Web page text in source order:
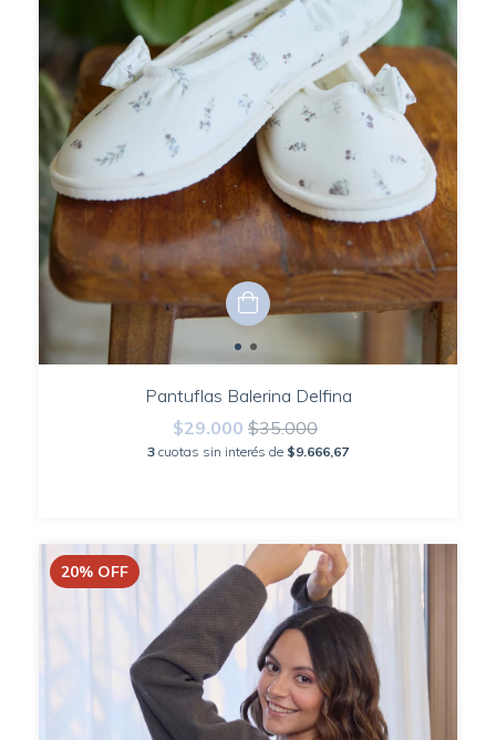
Pantuflas Balerina Delfina
$29.000 $35.000
3 cuotas sin interés de $9.666,67
20% OFF